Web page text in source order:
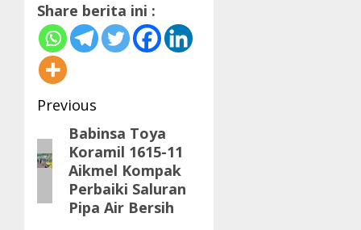
Share berita ini :
Post
navigation
Previous
Previous
post:
Babinsa Toya
Koramil 1615-11
Aikmel Kompak
Perbaiki Saluran
Pipa Air Bersih